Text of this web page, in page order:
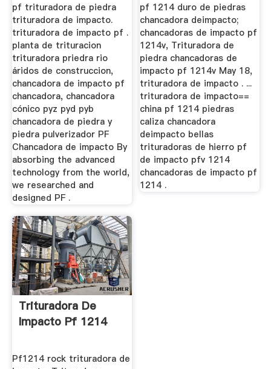
pf trituradora de piedra
trituradora de impacto.
trituradora de impacto pf .
planta de trituracion
trituradora priedra rio
áridos de construccion,
chancadora de impacto pf
chancadora, chancadora
cónico pyz pyd pyb
chancadora de piedra y
piedra pulverizador PF
Chancadora de impacto By
absorbing the advanced
technology from the world,
we researched and
designed PF .
pf 1214 duro de piedras
chancadora deimpacto;
chancadoras de impacto pf
1214v, Trituradora de
piedra chancadoras de
impacto pf 1214v May 18,
trituradora de impacto . ...
trituradora de impacto==
china pf 1214 piedras
caliza chancadora
deimpacto bellas
trituradoras de hierro pf
de impacto pfv 1214
chancadoras de impacto pf
1214 .
Trituradora De
Impacto Pf 1214
Pf1214 rock trituradora de